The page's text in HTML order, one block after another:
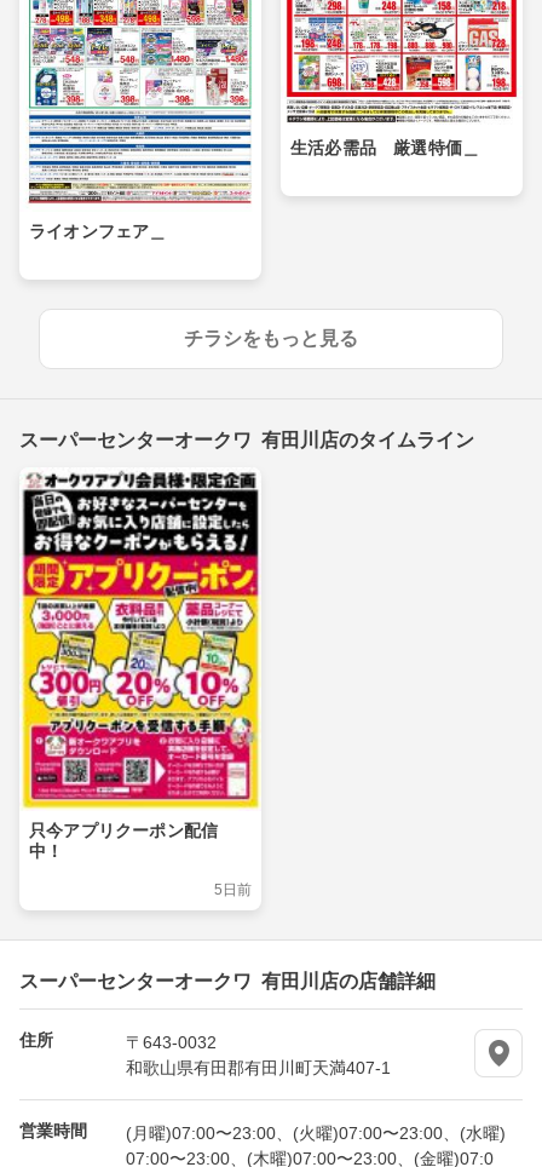
ライオンフェア＿
生活必需品 厳選特価＿
チラシをもっと見る
スーパーセンターオークワ 有田川店のタイムライン
只今アプリクーポン配信
中！
5日前
スーパーセンターオークワ 有田川店の店舗詳細
住所
〒643-0032
和歌山県有田郡有田川町天満407-1
営業時間
(月曜)07:00〜23:00、(火曜)07:00〜23:00、(水曜)
07:00〜23:00、(木曜)07:00〜23:00、(金曜)07:0